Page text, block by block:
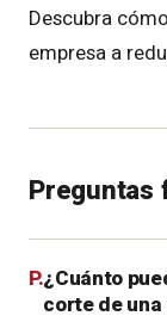
Descubra
empresa a
Preguntas
¿Cuánto
corte de una